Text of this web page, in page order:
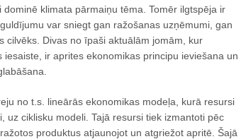
klimata pārmaiņu tēma. Tomēr ilgtspēja ir
var sniegt gan ražošanas uzņēmumi, gan
cilvēks. Divas no īpaši aktuālām jomām, kur
ir aprites ekonomikas principu ieviešana un
no t.s. lineārās ekonomikas modeļa, kurā resursi
uz ciklisku modeli. Tajā resursi tiek izmantoti pēc
produktus atjaunojot un atgriežot apritē. Šajā